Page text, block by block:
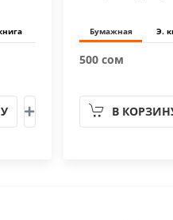
Бумажная Э.
500 сом
В